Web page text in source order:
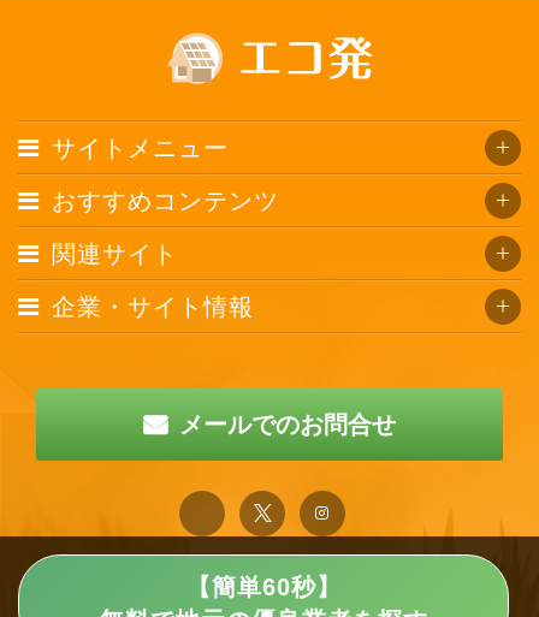
【簡単60秒】
サイトメニュー
おすすめコンテンツ
関連サイト
企業・サイト情報
メールでのお問合せ